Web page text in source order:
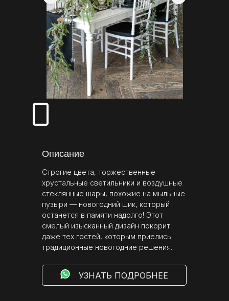
Описание
Строгие цвета, торжественные
хрустальные светильники и воздушные
стеклянные шары, похожие на мыльные
пузыри — новогодний шик, который
останется в памяти надолго! Этот
смелый изысканный дизайн покорит
даже тех гостей, которым приелись
традиционные новогодние решения.
⠀⠀⠀УЗНАТЬ ПОДРОБНЕЕ